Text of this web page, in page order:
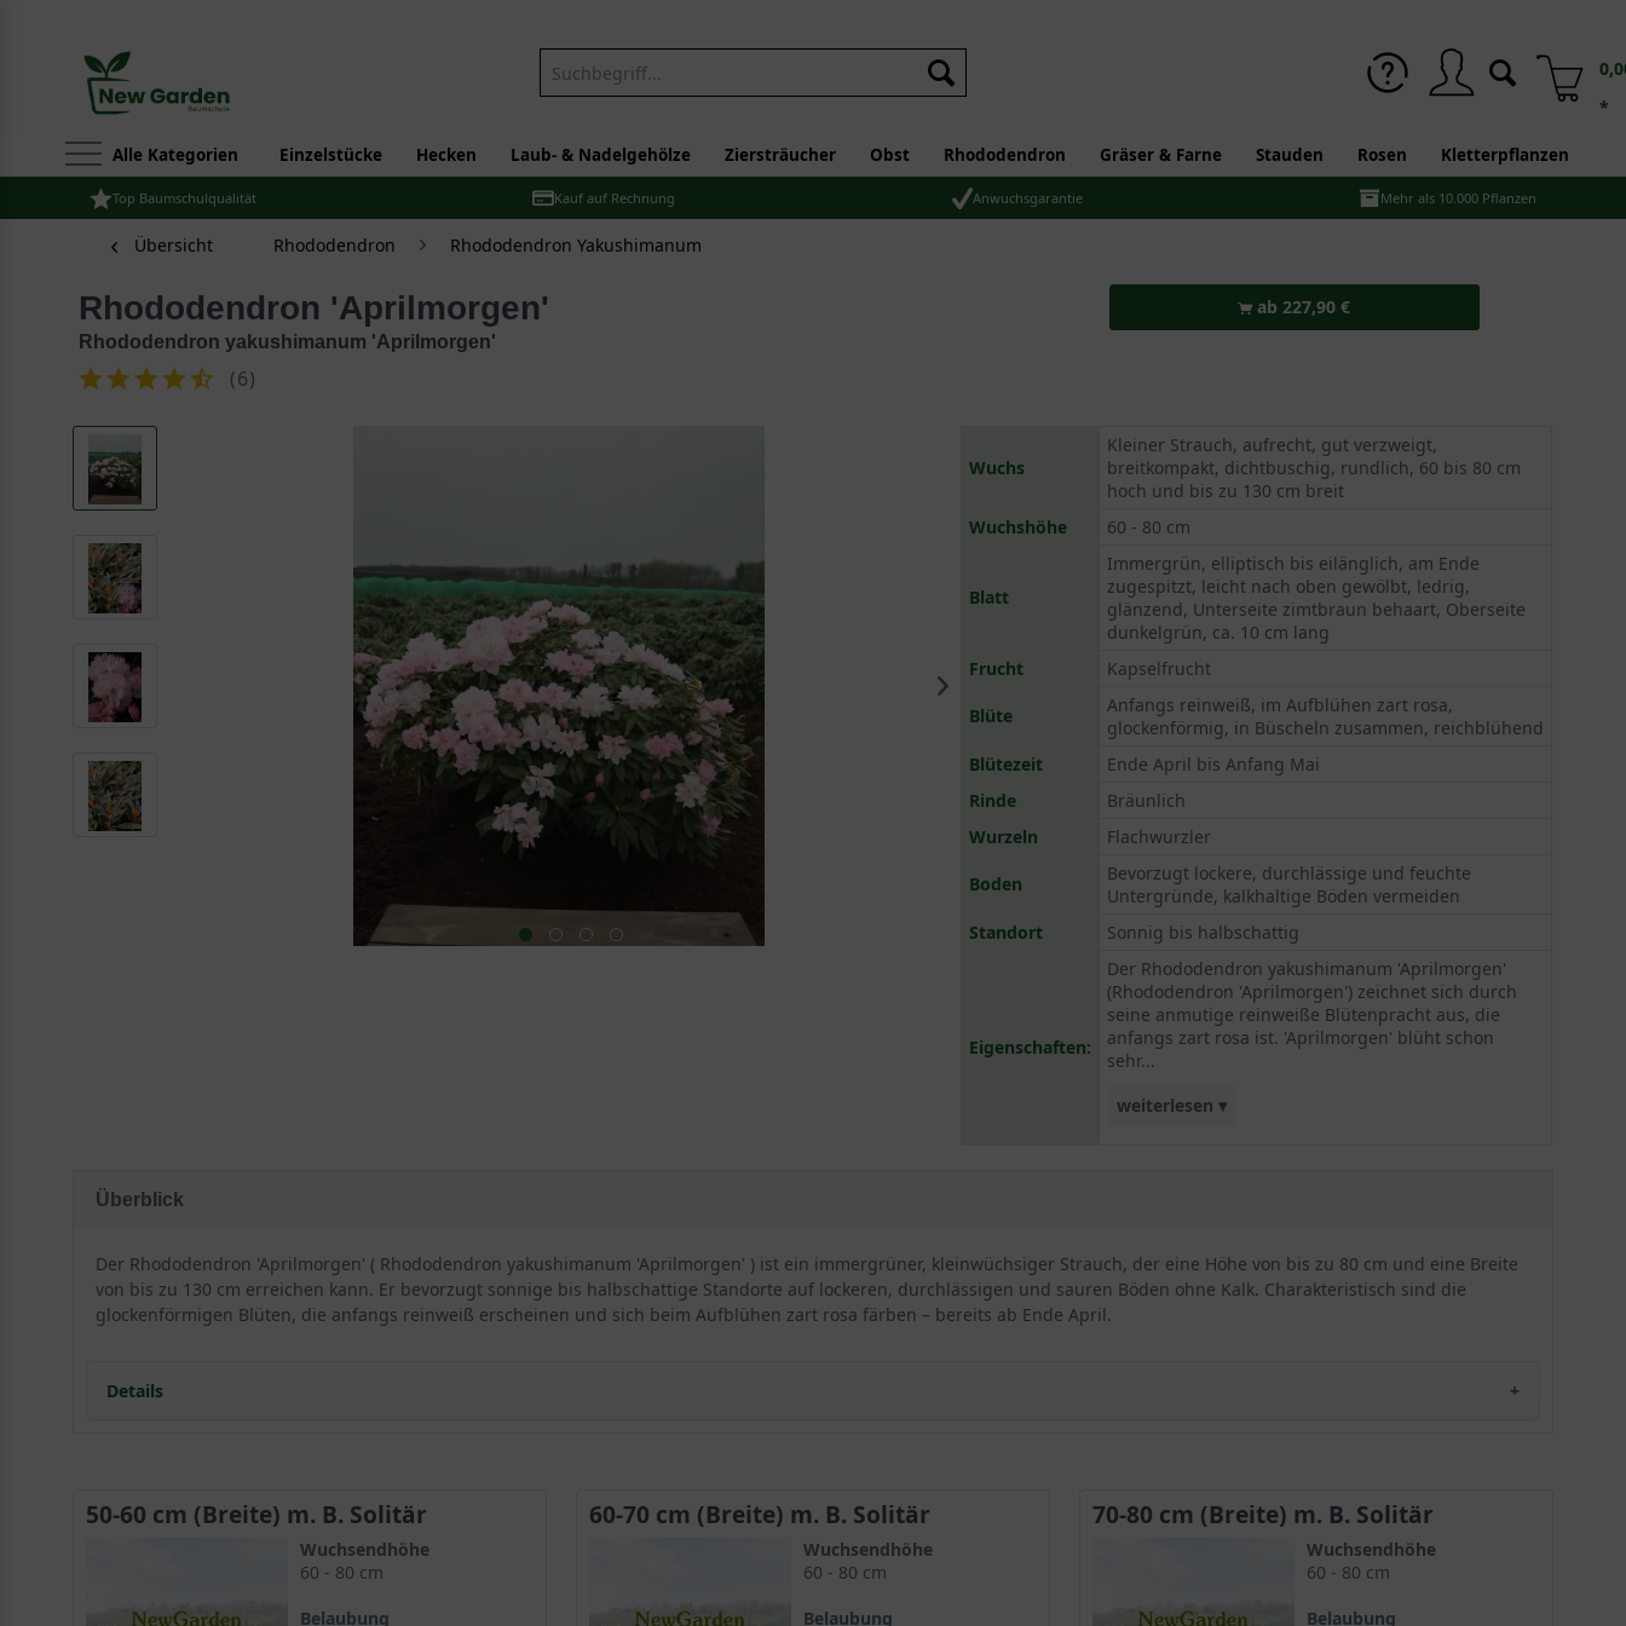
*
Alle Kategorien Einzelstücke Hecken Laub- & Nadelgehölze Ziersträucher Obst Rhododendron Gräser & Farne Stauden Rosen Kletterpflanzen
Top Baumschulqualität Kauf auf Rechnung Anwuchsgarantie Mehr als 10.000 Pflanzen
Übersicht Rhododendron Rhododendron Yakushimanum
Rhododendron 'Aprilmorgen'
Rhododendron yakushimanum 'Aprilmorgen'
(6)
ab 227,90 €
Wuchs
Kleiner Strauch, aufrecht, gut verzweigt,
breitkompakt, dichtbuschig, rundlich, 60 bis 80 cm
hoch und bis zu 130 cm breit
Wuchshöhe
60 - 80 cm
Blatt
Immergrün, elliptisch bis eilänglich, am Ende
zugespitzt, leicht nach oben gewölbt, ledrig,
glänzend, Unterseite zimtbraun behaart, Oberseite
dunkelgrün, ca. 10 cm lang
Frucht
Kapselfrucht
Blüte
Anfangs reinweiß, im Aufblühen zart rosa,
glockenförmig, in Büscheln zusammen, reichblühend
Blütezeit
Ende April bis Anfang Mai
Rinde
Bräunlich
Wurzeln
Flachwurzler
Boden
Bevorzugt lockere, durchlässige und feuchte
Untergründe, kalkhaltige Böden vermeiden
Standort
Sonnig bis halbschattig
Eigenschaften:
Der Rhododendron yakushimanum 'Aprilmorgen'
(Rhododendron 'Aprilmorgen') zeichnet sich durch
seine anmutige reinweiße Blütenpracht aus, die
anfangs zart rosa ist. 'Aprilmorgen' blüht schon
sehr...
weiterlesen ▾
erweist sich 'Aprilmorgen' als gut winterhart. Ein
perfekter Rhododendron, der sich sowohl für die
Einzelpflanzung eignet als auch als
Überblick
Der Rhododendron 'Aprilmorgen' ( Rhododendron yakushimanum 'Aprilmorgen' ) ist ein immergrüner, kleinwüchsiger Strauch, der eine Höhe von bis zu 80 cm und eine Breite
von bis zu 130 cm erreichen kann. Er bevorzugt sonnige bis halbschattige Standorte auf lockeren, durchlässigen und sauren Böden ohne Kalk. Charakteristisch sind die
glockenförmigen Blüten, die anfangs reinweiß erscheinen und sich beim Aufblühen zart rosa färben – bereits ab Ende April.
Details
Der Rhododendron yakushimanum 'Aprilmorgen' ist eine attraktive Sorte aus der Gruppe der Yakushimanum-Rhododendren. Wie alle Rhododendren zeichnet sich auch diese
Sorte durch ihre schönen Blüten und ihr glänzendes Laub aus. Hier sind einige besondere Eigenschaften des Rhododendron yakushimanum 'Aprilmorgen':
50-60 cm (Breite) m. B. Solitär
Wuchsendhöhe
60 - 80 cm
Belaubung
60-70 cm (Breite) m. B. Solitär
Wuchsendhöhe
60 - 80 cm
Belaubung
70-80 cm (Breite) m. B. Solitär
Wuchsendhöhe
60 - 80 cm
Belaubung